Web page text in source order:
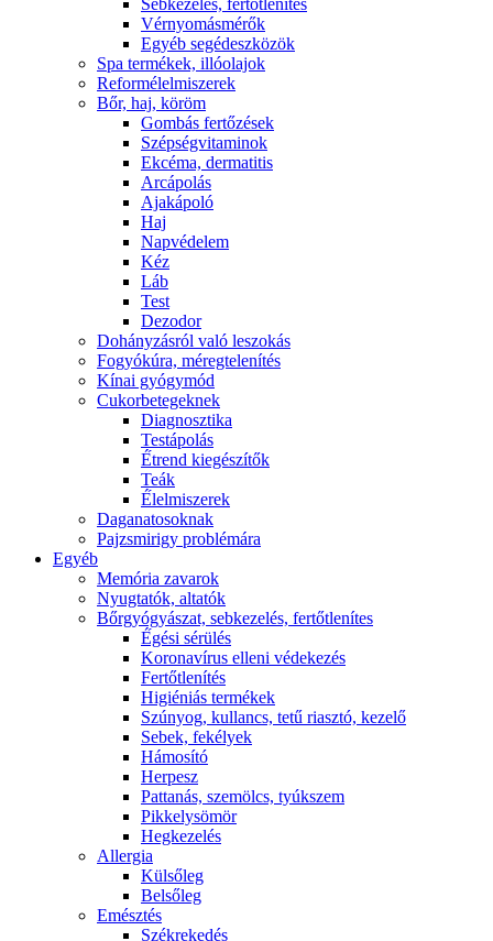
Sebkezelés, fertőtlenítés
Vérnyomásmérők
Egyéb segédeszközök
Spa termékek, illóolajok
Reformélelmiszerek
Bőr, haj, köröm
Gombás fertőzések
Szépségvitaminok
Ekcéma, dermatitis
Arcápolás
Ajakápoló
Haj
Napvédelem
Kéz
Láb
Test
Dezodor
Dohányzásról való leszokás
Fogyókúra, méregtelenítés
Kínai gyógymód
Cukorbetegeknek
Diagnosztika
Testápolás
É́trend kiegészítők
Teák
É́lelmiszerek
Daganatosoknak
Pajzsmirigy problémára
Egyéb
Memória zavarok
Nyugtatók, altatók
Bőrgyógyászat, sebkezelés, fertőtlenítes
É́gési sérülés
Koronavírus elleni védekezés
Fertőtlenítés
Higiéniás termékek
Szúnyog, kullancs, tetű riasztó, kezelő
Sebek, fekélyek
Hámosító
Herpesz
Pattanás, szemölcs, tyúkszem
Pikkelysömör
Hegkezelés
Allergia
Külsőleg
Belsőleg
Emésztés
Székrekedés